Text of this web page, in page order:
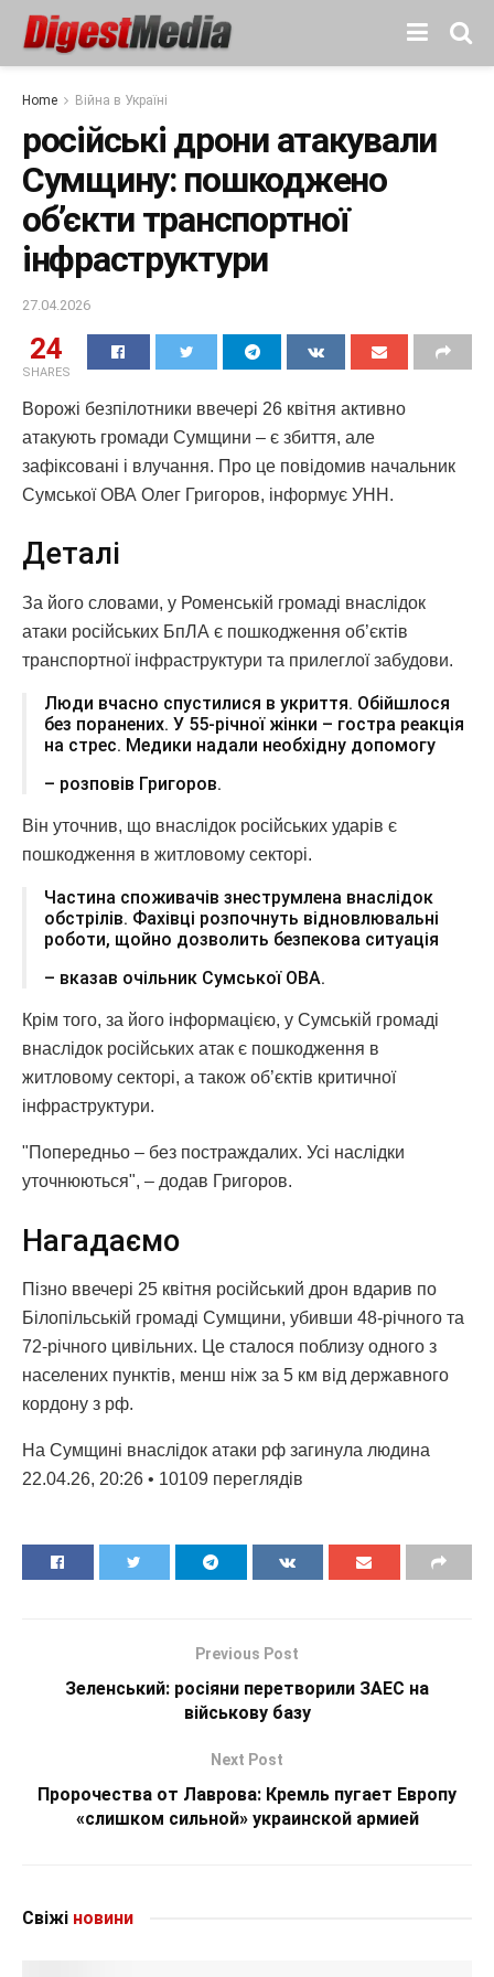
Home Війна в Україні
російські дрони атакували
Сумщину: пошкоджено
об’єкти транспортної
інфраструктури
27.04.2026
24
SHARES
Ворожі безпілотники ввечері 26 квітня активно
атакують громади Сумщини – є збиття, але
зафіксовані і влучання. Про це повідомив начальник
Сумської ОВА Олег Григоров, інформує УНН.
Деталі
За його словами, у Роменській громаді внаслідок
атаки російських БпЛА є пошкодження об’єктів
транспортної інфраструктури та прилеглої забудови.
Люди вчасно спустилися в укриття. Обійшлося
без поранених. У 55-річної жінки – гостра реакція
на стрес. Медики надали необхідну допомогу
– розповів Григоров.
Він уточнив, що внаслідок російських ударів є
пошкодження в житловому секторі.
Частина споживачів знеструмлена внаслідок
обстрілів. Фахівці розпочнуть відновлювальні
роботи, щойно дозволить безпекова ситуація
– вказав очільник Сумської ОВА.
Крім того, за його інформацією, у Сумській громаді
внаслідок російських атак є пошкодження в
житловому секторі, а також об’єктів критичної
інфраструктури.
"Попередньо – без постраждалих. Усі наслідки
уточнюються", – додав Григоров.
Нагадаємо
Пізно ввечері 25 квітня російський дрон вдарив по
Білопільській громаді Сумщини, убивши 48-річного та
72-річного цивільних. Це сталося поблизу одного з
населених пунктів, менш ніж за 5 км від державного
кордону з рф.
На Сумщині внаслідок атаки рф загинула людина
22.04.26, 20:26 • 10109 переглядiв
Previous Post
Зеленський: росіяни перетворили ЗАЕС на
військову базу
Next Post
Пророчества от Лаврова: Кремль пугает Европу
«слишком сильной» украинской армией
Свіжі новини